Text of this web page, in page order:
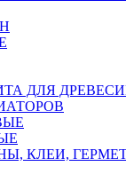
ДЛЯ
КЛЕИ,